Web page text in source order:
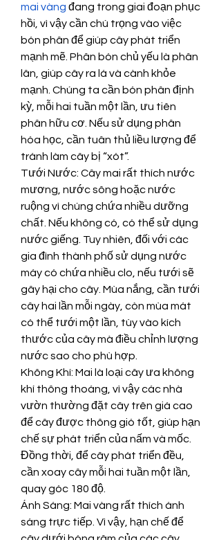
mai vàng đang trong giai đoạn phục
hồi, vì vậy cần chú trọng vào việc
bón phân để giúp cây phát triển
mạnh mẽ. Phân bón chủ yếu là phân
lân, giúp cây ra lá và cành khỏe
mạnh. Chúng ta cần bón phân định
kỳ, mỗi hai tuần một lần, ưu tiên
phân hữu cơ. Nếu sử dụng phân
hóa học, cần tuân thủ liều lượng để
tránh làm cây bị “xót”.
Tưới Nước: Cây mai rất thích nước
mương, nước sông hoặc nước
ruộng vì chúng chứa nhiều dưỡng
chất. Nếu không có, có thể sử dụng
nước giếng. Tuy nhiên, đối với các
gia đình thành phố sử dụng nước
máy có chứa nhiều clo, nếu tưới sẽ
gây hại cho cây. Mùa nắng, cần tưới
cây hai lần mỗi ngày, còn mùa mát
có thể tưới một lần, tùy vào kích
thước của cây mà điều chỉnh lượng
nước sao cho phù hợp.
Không Khí: Mai là loại cây ưa không
khí thông thoáng, vì vậy các nhà
vườn thường đặt cây trên giá cao
để cây được thông gió tốt, giúp hạn
chế sự phát triển của nấm và mốc.
Đồng thời, để cây phát triển đều,
cần xoay cây mỗi hai tuần một lần,
quay góc 180 độ.
Ánh Sáng: Mai vàng rất thích ánh
sáng trực tiếp. Vì vậy, hạn chế để